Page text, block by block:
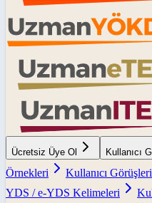
Ücretsiz Üye Ol Kullanıcı
Örnekleri
Kullanıcı Görüşleri
YDS / e-YDS Kelimeleri